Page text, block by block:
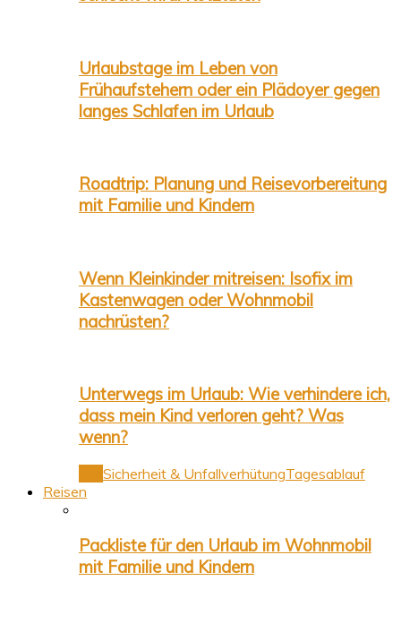
Urlaubstage im Leben von
Frühaufstehern oder ein Plädoyer gegen
langes Schlafen im Urlaub
Roadtrip: Planung und Reisevorbereitung
mit Familie und Kindern
Wenn Kleinkinder mitreisen: Isofix im
Kastenwagen oder Wohnmobil
nachrüsten?
Unterwegs im Urlaub: Wie verhindere ich,
dass mein Kind verloren geht? Was
wenn?
Sicherheit & UnfallverhütungTagesablauf
Reisen
Packliste für den Urlaub im Wohnmobil
mit Familie und Kindern